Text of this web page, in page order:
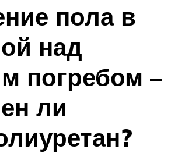
пола в
над
погребом –
ли